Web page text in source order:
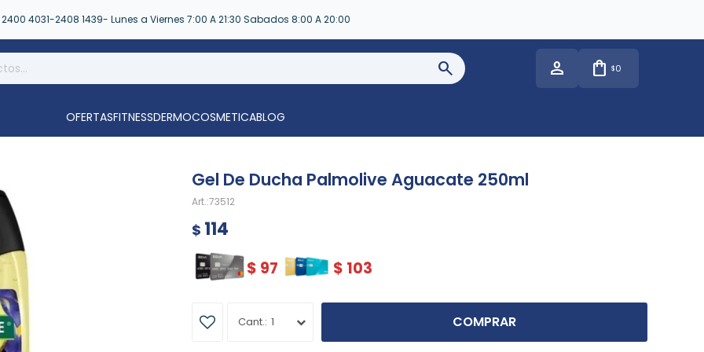
2400 4031-2408 1439- Lunes a Viernes 7:00 A 21:30 Sabados 8:00 A 20:00
$0
OFERTASFITNESSDERMOCOSMETICABLOG
Gel De Ducha Palmolive Aguacate 250ml
73512
$ 114
$ 97 $ 103
1 COMPRAR